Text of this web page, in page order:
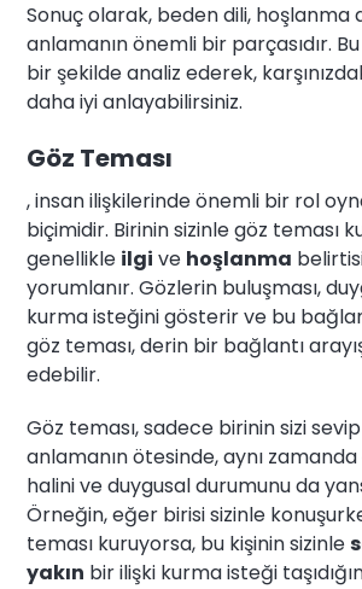
Sonuç olarak, beden dili, hoşlanma
anlamanın önemli bir parçasıdır.
bir şekilde analiz ederek,
daha iyi anlayabilirsiniz.
Göz Teması
, insan ilişkilerinde önemli bir rol
biçimidir. Birinin sizinle göz teması
genellikle ilgi ve hoşlanma
yorumlanır. Gözlerin buluşması,
kurma isteğini gösterir ve bu
göz teması, derin bir bağlantı
edebilir.
Göz teması, sadece birinin sizi
anlamanın ötesinde, aynı
halini ve duygusal durumunu da
Örneğin, eğer birisi sizinle
teması kuruyorsa, bu kişinin sizinle
yakın bir ilişki kurma isteği